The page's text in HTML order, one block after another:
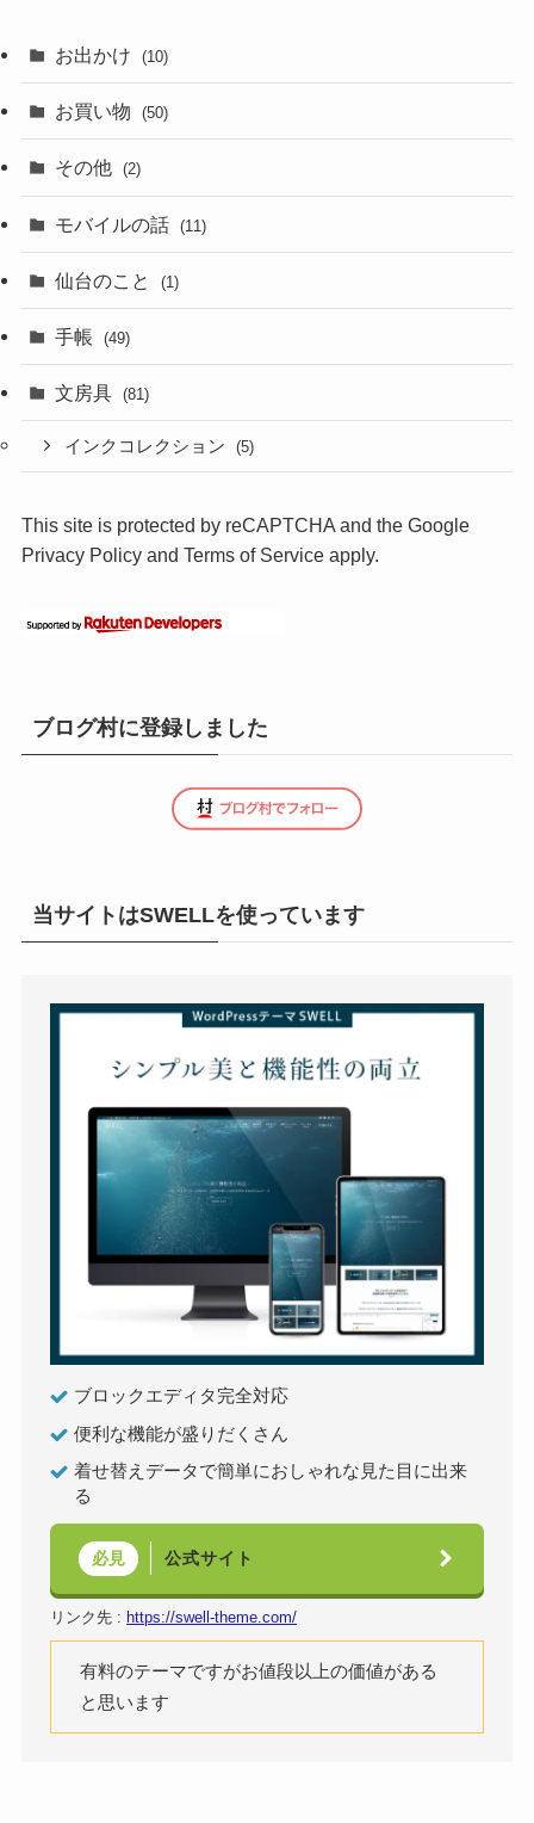
お出かけ (10)
お買い物 (50)
その他 (2)
モバイルの話 (11)
仙台のこと (1)
手帳 (49)
文房具 (81)
インクコレクション (5)
This site is protected by reCAPTCHA and the Google
Privacy Policyand Terms of Serviceapply.
ブログ村に登録しました
当サイトはSWELLを使っています
ブロックエディタ完全対応
便利な機能が盛りだくさん
着せ替えデータで簡単におしゃれな見た目に出来
る
必見 公式サイト
リンク先 : https://swell-theme.com/
有料のテーマですがお値段以上の価値がある
と思います